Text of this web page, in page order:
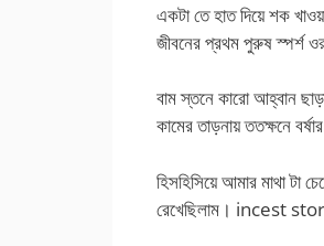
একটা তে হাত দিয়ে শক
জীবনের প্রথম পুরুষ
বাম স্তনে কারো আহ্বান
কামের তাড়নায় ততক্ষনে
হিসহিসিয়ে আমার মাথা
রেখেছিলাম। incest